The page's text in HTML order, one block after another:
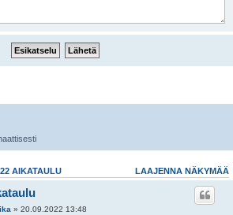
LAAJENNA NÄKYMÄÄ
AIKATAULU
» 20.09.2022 13:48